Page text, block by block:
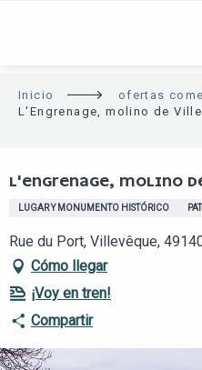
Inicio
ofertas
L'Engrenage, molino de
L'ENGRENAGE, MOLINO
LUGAR Y MONUMENTO HISTÓRICO
Rue du Port, Villevêque,
Cómo llegar
¡Voy en tren!
Compartir